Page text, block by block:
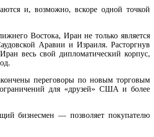
и, возможно, вскоре одной точкой
Востока, Иран не только является
Аравии и Израиля. Расторгнув
весь свой дипломатический корпус,
переговоры по новым торговым
для «друзей» США и более
бизнесмен — позволяет покупателю